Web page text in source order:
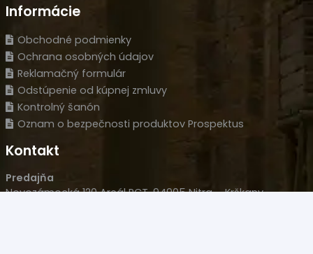
Informácie
Obchodné podmienky
Ochrana osobných údajov
Reklamačný formulár
Odstúpenie od kúpnej zmluvy
Kontrolný šanón
Oznam o bezpečnosti produktov Prospektus
Kontakt
Predajňa
Novozámocká 120 Areál PCT, 94905 Nitra – Krškany